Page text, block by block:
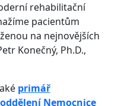
rehabilitační
pacientům
na nejnovějších
Konečný, Ph.D.,
primář
Nemocnice